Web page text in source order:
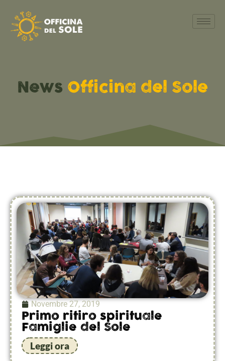
News Officina del Sole
Novembre 27, 2019
Primo ritiro spirituale
Famiglie del Sole
Leggi ora